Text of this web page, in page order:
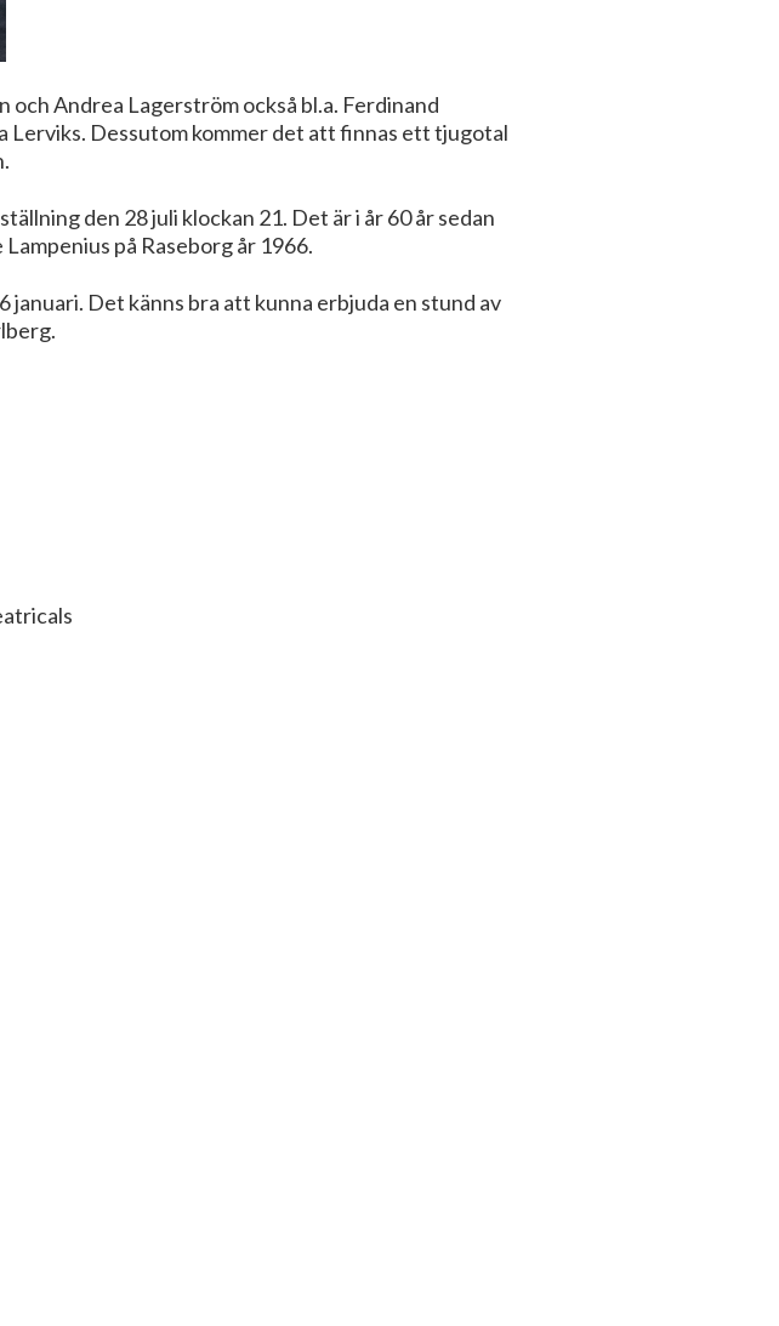
Andrea Lagerström också bl.a. Ferdinand
Lerviks. Dessutom kommer det att finnas ett tjugotal
den 28 juli klockan 21. Det är i år 60 år sedan
på Raseborg år 1966.
Det känns bra att kunna erbjuda en stund av